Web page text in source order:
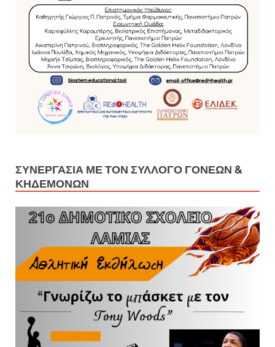
ΣΥΝΕΡΓΑΣΊΑ ΜΕ ΤΟΝ ΣΎΛΛΟΓΟ ΓΟΝΈΩΝ &
ΚΗΔΕΜΌΝΩΝ